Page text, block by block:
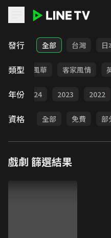
LINE TV - 戲劇
發行 全部 台灣 日
類型台語風華 客家風情
年份 2024 2023 2022
資格 全部 免費 部
戲劇 篩選結果